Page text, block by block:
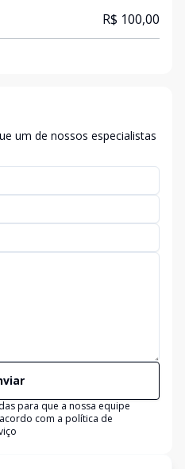
R$ 100,00
um de nossos especialistas
para que a nossa equipe
com a política de